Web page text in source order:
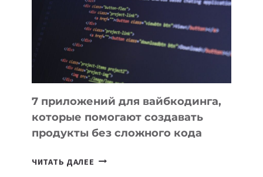
ДЛЯ
РАБОТЫ
7 приложений для вайбкодинга,
которые помогают создавать
продукты без сложного кода
ЧИТАТЬ ДАЛЕЕ 7